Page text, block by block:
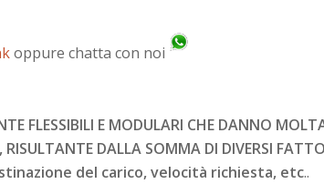
oppure chatta con noi
FLESSIBILI E MODULARI CHE DANNO
RISULTANTE DALLA SOMMA DI
del carico, velocità richiesta, etc..